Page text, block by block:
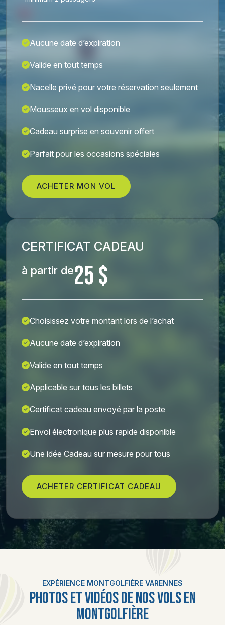
Aucune date d’expiration
Valide en tout temps
Nacelle privé pour votre réservation seulement
Mousseux en vol disponible
Cadeau surprise en souvenir offert
Parfait pour les occasions spéciales
ACHETER MON VOL
CERTIFICAT CADEAU
à partir de25 $
Choisissez votre montant lors de l’achat
Aucune date d’expiration
Valide en tout temps
Applicable sur tous les billets
Certificat cadeau envoyé par la poste
Envoi électronique plus rapide disponible
Une idée Cadeau sur mesure pour tous
ACHETER CERTIFICAT CADEAU
EXPÉRIENCE MONTGOLFIÈRE VARENNES
PHOTOS ET VIDÉOS DE NOS VOLS EN
MONTGOLFIÈRE